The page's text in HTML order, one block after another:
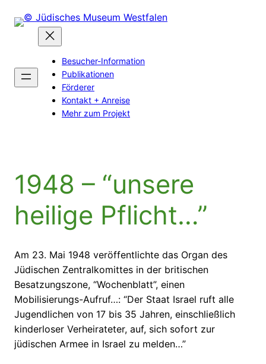
Inhalt
Besucher-Information
Publikationen
Förderer
Kontakt + Anreise
Mehr zum Projekt
1948 – “unsere
heilige Pflicht…”
Am 23. Mai 1948 veröffentlichte das Organ des
Jüdischen Zentralkomittes in der britischen
Besatzungszone, “Wochenblatt”, einen
Mobilisierungs-Aufruf…: “Der Staat Israel ruft alle
Jugendlichen von 17 bis 35 Jahren, einschließlich
kinderloser Verheirateter, auf, sich sofort zur
jüdischen Armee in Israel zu melden…”